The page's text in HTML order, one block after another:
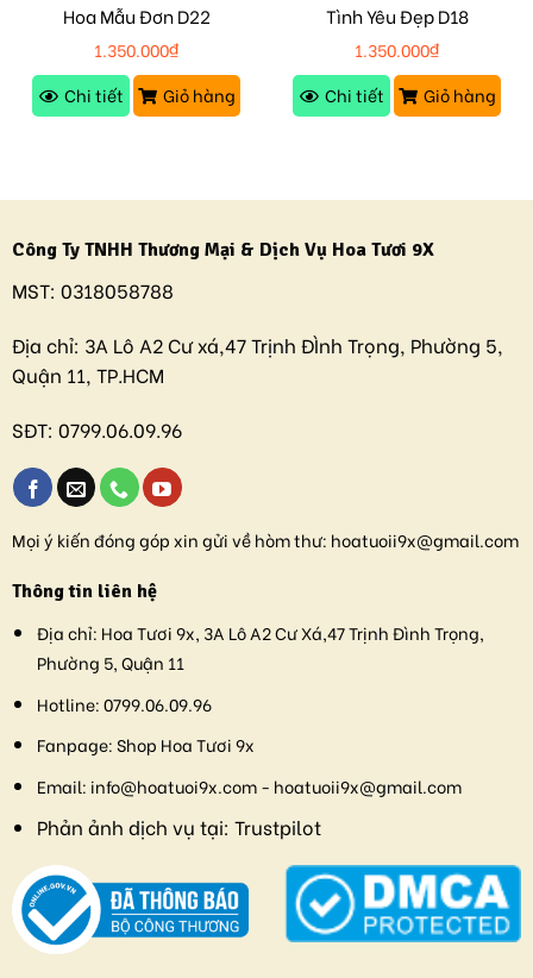
Hoa Mẫu Đơn D22
1.350.000₫
Chi tiết
Giỏ hàng
Tình Yêu Đẹp D18
1.350.000₫
Chi tiết
Giỏ hàng
Công Ty TNHH Thương Mại & Dịch Vụ Hoa Tươi 9X
MST: 0318058788
Địa chỉ: 3A Lô A2 Cư xá,47 Trịnh ĐÌnh Trọng, Phường 5,
Quận 11, TP.HCM
SĐT: 0799.06.09.96
Mọi ý kiến đóng góp xin gửi về hòm thư: hoatuoii9x@gmail.com
Thông tin liên hệ
Địa chỉ: Hoa Tươi 9x, 3A Lô A2 Cư Xá,47 Trịnh Đình Trọng,
Phường 5, Quận 11
Hotline:0799.06.09.96
Fanpage:Shop Hoa Tươi 9x
Email: info@hoatuoi9x.com - hoatuoii9x@gmail.com
Phản ảnh dịch vụ tại: Trustpilot